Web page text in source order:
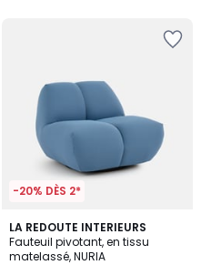
-20% DÈS 2*
LA REDOUTE INTERIEURS
Fauteuil pivotant, en tissu
matelassé, NURIA
3
Couleurs